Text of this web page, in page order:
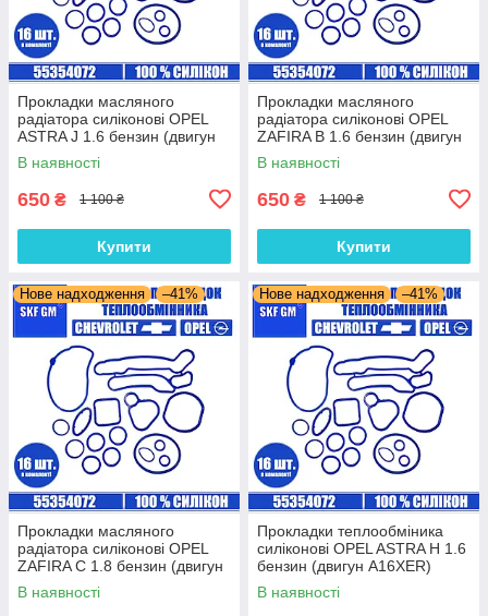
Прокладки масляного
радіатора силіконові OPEL
ASTRA J 1.6 бензин (двигун
A18XER) комплект 16 шт.
В наявності
650 ₴ 1 100 ₴
Купити
Прокладки масляного
радіатора силіконові OPEL
ZAFIRA B 1.6 бензин (двигун
Z16XER) комплект 16 шт.
В наявності
650 ₴ 1 100 ₴
Купити
Нове надходження –41%
Прокладки масляного
радіатора силіконові OPEL
ZAFIRA C 1.8 бензин (двигун
A18XEL) комплект 16 шт.
В наявності
Нове надходження –41%
Прокладки теплообміника
силіконові OPEL ASTRA H 1.6
бензин (двигун A16XER)
комплект 16 шт.
В наявності